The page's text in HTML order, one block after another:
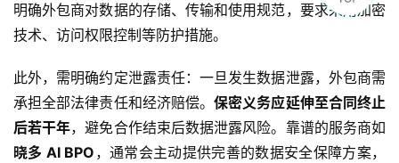
明确外包商对数据的存储、传输和使用规范，要求采用加密
技术、访问权限控制等防护措施。
此外，需明确约定泄露责任：一旦发生数据泄露，外包商需
承担全部法律责任和经济赔偿。保密义务应延伸至合同终止
后若干年，避免合作结束后数据泄露风险。靠谱的服务商如
晓多 AI BPO ，通常会主动提供完善的数据安全保障方案，